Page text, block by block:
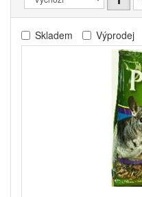
Skladem Výprodej